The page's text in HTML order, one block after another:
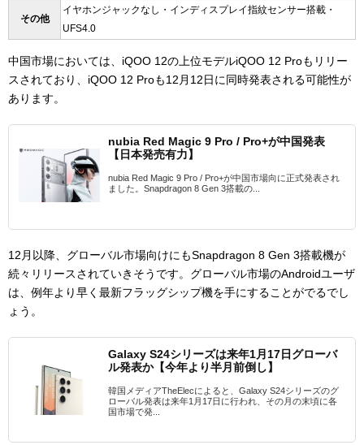
その他
イヤホンジャックなし・インディスプレイ指紋センサー搭載・
UFS4.0
中国市場においては、iQOO 12の上位モデルiQOO 12 Proもリリー
スされており、iQOO 12 Proも12月12日に同時発表される可能性が
あります。
nubia Red Magic 9 Pro / Pro+が中国発表
【日本発売有力】
nubia Red Magic 9 Pro / Pro+が中国市場向に正式発表され
ました。Snapdragon 8 Gen 3搭載の...
12月以降、グローバル市場向けにもSnapdragon 8 Gen 3搭載機が
続々リリースされていきそうです。グローバル市場のAndroidユーザ
は、例年より早く最新フラッグシップ機を手にすることがでるでし
ょう。
Galaxy S24シリーズは来年1月17日グローバ
ル発表か【今年より半月前倒し】
韓国メディアTheElecによると、Galaxy S24シリーズのグ
ローバル発表は来年1月17日に行われ、その月の末頃に各
国市場で発...